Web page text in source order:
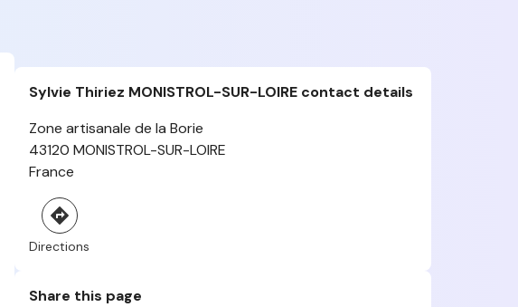
Sylvie Thiriez MONISTROL-SUR-LOIRE contact details
Zone artisanale de la Borie
43120 MONISTROL-SUR-LOIRE
France
Directions
Share this page